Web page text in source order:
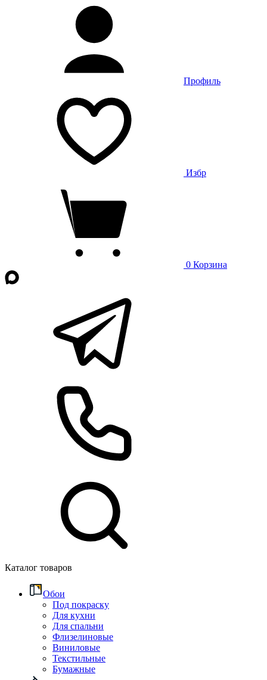
Профиль
Избр
0 Корзина
Каталог товаров
Обои
Под покраску
Для кухни
Для спальни
Флизелиновые
Виниловые
Текстильные
Бумажные